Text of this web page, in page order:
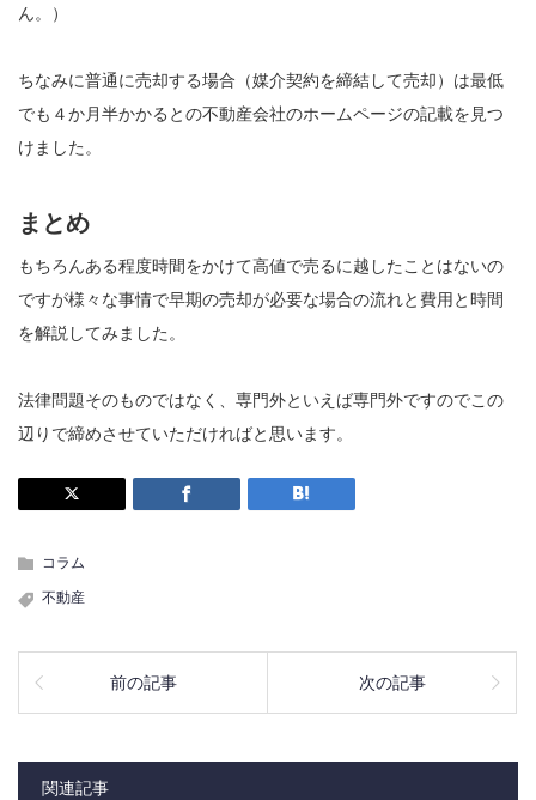
ん。）
ちなみに普通に売却する場合（媒介契約を締結して売却）は最低
でも４か月半かかるとの不動産会社のホームページの記載を見つ
けました。
まとめ
もちろんある程度時間をかけて高値で売るに越したことはないの
ですが様々な事情で早期の売却が必要な場合の流れと費用と時間
を解説してみました。
法律問題そのものではなく、専門外といえば専門外ですのでこの
辺りで締めさせていただければと思います。
コラム
不動産
前の記事 次の記事
関連記事